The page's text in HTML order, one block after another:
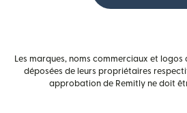
Les marques, noms commerciaux et
déposées de leurs propriétaires
approbation de Remitly ne doit